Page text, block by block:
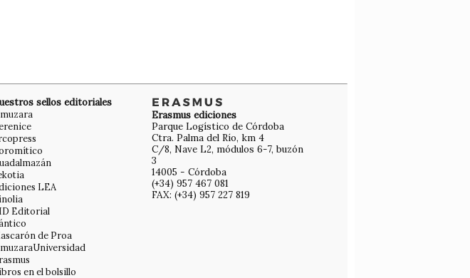
sellos editoriales
LEA
Editorial
de Proa
en el bolsillo
Erasmus ediciones
Parque Logístico de Córdoba
Ctra. Palma del Río, km 4
C/8, Nave L2, módulos 6-7, buzón
3
14005 - Córdoba
(+34) 957 467 081
FAX: (+34) 957 227 819